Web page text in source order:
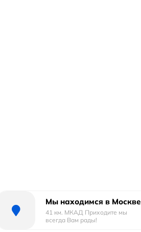
Мы находимся в Москве
41 км. МКАД Приходите мы
всегда Вам рады!